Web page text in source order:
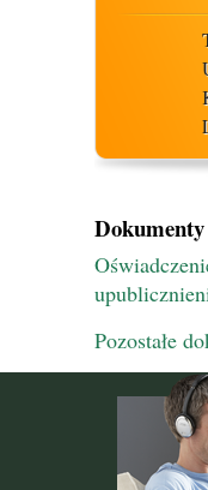
Pozostałe